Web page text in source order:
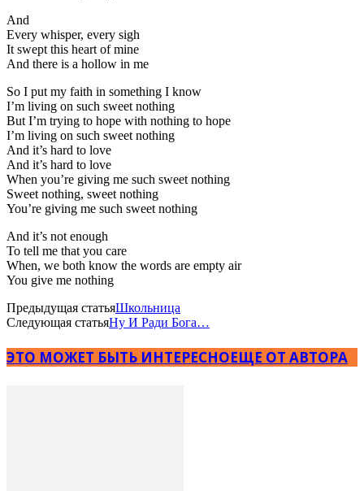
And
Every whisper, every sigh
It swept this heart of mine
And there is a hollow in me
So I put my faith in something I know
I’m living on such sweet nothing
But I’m trying to hope with nothing to hope
I’m living on such sweet nothing
And it’s hard to love
And it’s hard to love
When you’re giving me such sweet nothing
Sweet nothing, sweet nothing
You’re giving me such sweet nothing
And it’s not enough
To tell me that you care
When, we both know the words are empty air
You give me nothing
Предыдущая статьяШкольница
Следующая статьяНу И Ради Бога…
ЭТО МОЖЕТ БЫТЬ ИНТЕРЕСНОЕЩЕ ОТ АВТОРА